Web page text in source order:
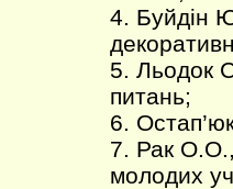
4. Буйдін
5. Льодок
питань;
6.
7. Рак О.О.,
молодих